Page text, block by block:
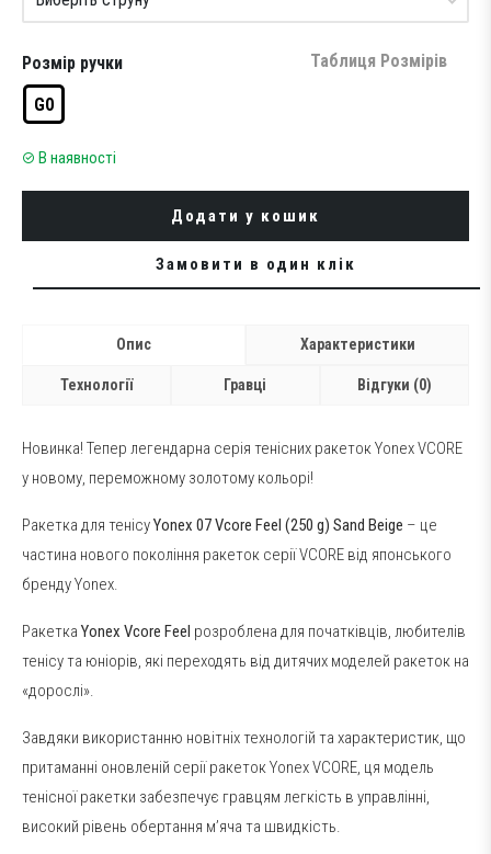
Таблиця Розмірів
Розмір ручки
G0
В наявності
Додати у кошик
Замовити в один клік
Опис Характеристики
Технології Гравці Відгуки (0)
Новинка! Тепер легендарна серія тенісних ракеток Yonex VCORE
у новому, переможному золотому кольорі!
Ракетка для тенісуYonex 07 Vcore Feel (250 g) Sand Beige – це
частина нового покоління ракеток серії VCORE від японського
бренду Yonex.
Ракетка Yonex Vcore Feel розроблена для початківців, любителів
тенісу та юніорів, які переходять від дитячих моделей ракеток на
«дорослі».
Завдяки використанню новітніх технологій та характеристик, що
притаманні оновленій серії ракеток Yonex VCORE, ця модель
тенісної ракетки забезпечує гравцям легкість в управлінні,
високий рівень обертання м’яча та швидкість.